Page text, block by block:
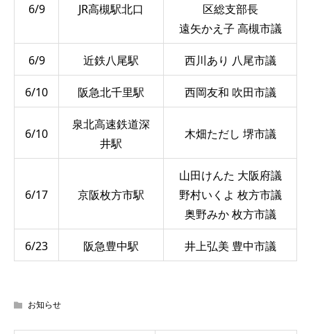
6/9 JR高槻駅北口
区総支部長
遠矢かえ子 高槻市議
6/9 近鉄八尾駅 西川あり 八尾市議
6/10 阪急北千里駅 西岡友和 吹田市議
6/10
泉北高速鉄道深
井駅
木畑ただし 堺市議
6/17 京阪枚方市駅
山田けんた 大阪府議
野村いくよ 枚方市議
奥野みか 枚方市議
6/23 阪急豊中駅 井上弘美 豊中市議
お知らせ